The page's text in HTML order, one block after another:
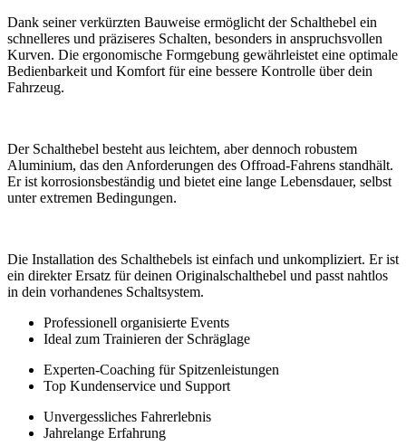
Dank seiner verkürzten Bauweise ermöglicht der Schalthebel ein
schnelleres und präziseres Schalten, besonders in anspruchsvollen
Kurven. Die ergonomische Formgebung gewährleistet eine optimale
Bedienbarkeit und Komfort für eine bessere Kontrolle über dein
Fahrzeug.
Der Schalthebel besteht aus leichtem, aber dennoch robustem
Aluminium, das den Anforderungen des Offroad-Fahrens standhält.
Er ist korrosionsbeständig und bietet eine lange Lebensdauer, selbst
unter extremen Bedingungen.
Die Installation des Schalthebels ist einfach und unkompliziert. Er ist
ein direkter Ersatz für deinen Originalschalthebel und passt nahtlos
in dein vorhandenes Schaltsystem.
Professionell organisierte Events
Ideal zum Trainieren der Schräglage
Experten-Coaching für Spitzenleistungen
Top Kundenservice und Support
Unvergessliches Fahrerlebnis
Jahrelange Erfahrung